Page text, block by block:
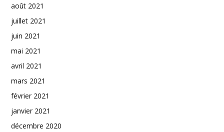
août 2021
juillet 2021
juin 2021
mai 2021
avril 2021
mars 2021
février 2021
janvier 2021
décembre 2020